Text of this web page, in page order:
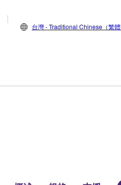
台灣 - Traditional Chinese（繁體